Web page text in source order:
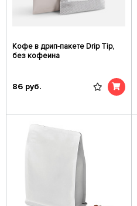
Кофе в дрип-пакете Drip Tip,
без кофеина
86 руб.